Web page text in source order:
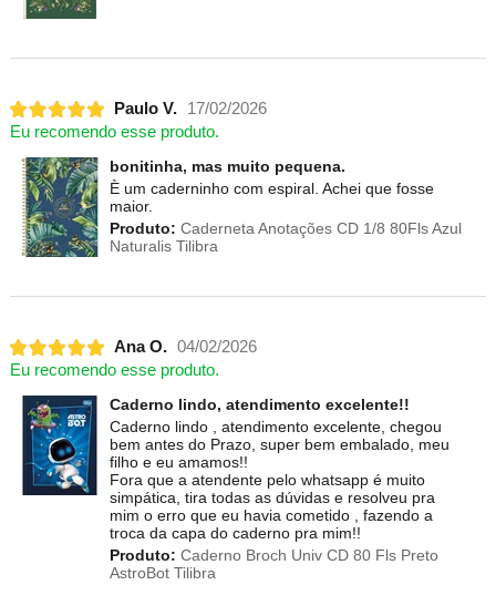
Paulo V.
17/02/2026
Eu recomendo esse produto.
bonitinha, mas muito pequena.
È um caderninho com espiral. Achei que fosse
maior.
Produto: Caderneta Anotações CD 1/8 80Fls Azul
Naturalis Tilibra
Ana O. 04/02/2026
Eu recomendo esse produto.
Caderno lindo, atendimento excelente!!
Caderno lindo , atendimento excelente, chegou
bem antes do Prazo, super bem embalado, meu
filho e eu amamos!!
Fora que a atendente pelo whatsapp é muito
simpática, tira todas as dúvidas e resolveu pra
mim o erro que eu havia cometido , fazendo a
troca da capa do caderno pra mim!!
Produto: Caderno Broch Univ CD 80 Fls Preto
AstroBot Tilibra